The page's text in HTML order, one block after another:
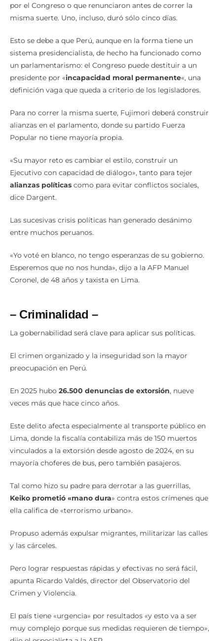
por el Congreso o que renunciaron antes de correr la
misma suerte. Uno, incluso, duró sólo cinco días.
Esto se debe a que Perú, aunque en la forma tiene un
sistema presidencialista, de hecho ha funcionado como
un parlamentarismo: el Congreso puede destituir a un
presidente por «incapacidad moral permanente«, una
definición vaga que queda a criterio de los legisladores.
Para no correr la misma suerte, Fujimori deberá construir
alianzas en el parlamento, donde su partido Fuerza
Popular no tiene mayoría propia.
«Su mayor reto es cambiar el estilo, construir un
Ejecutivo con capacidad de diálogo», tanto para tejer
alianzas políticas como para evitar conflictos sociales,
dice Dargent.
Las sucesivas crisis políticas han generado desánimo
entre muchos peruanos.
«Yo voté en blanco, no tengo esperanzas de su gobierno.
Esperemos que no nos hunda», dijo a la AFP Manuel
Coronel, de 48 años y taxista en Lima.
– Criminalidad –
La gobernabilidad será clave para aplicar sus políticas.
El crimen organizado y la inseguridad son la mayor
preocupación en Perú.
En 2025 hubo 26.500 denuncias de extorsión, nueve
veces más que hace cinco años.
Este delito afecta especialmente al transporte público en
Lima, donde la fiscalía contabiliza más de 150 muertos
vinculados a la extorsión desde agosto de 2024, en su
mayoría choferes de bus, pero también pasajeros.
Tal como hizo su padre para derrotar a las guerrillas,
Keiko prometió «mano dura» contra estos crímenes que
ella califica de «terrorismo urbano».
Propuso además expulsar migrantes, militarizar las calles
y las cárceles.
Pero lograr respuestas rápidas y efectivas no será fácil,
apunta Ricardo Valdés, director del Observatorio del
Crimen y Violencia.
El país tiene «urgencia» por resultados «y esto va a ser
muy complejo porque sus medidas requieren de tiempo»,